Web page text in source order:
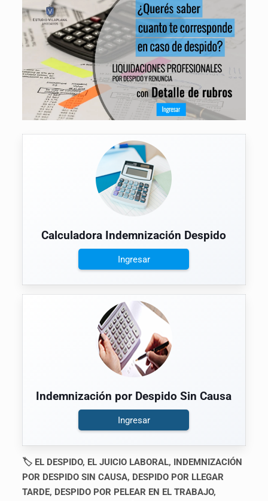
Calculadora Indemnización Despido
Ingresar
Indemnización por Despido Sin Causa
Ingresar
🏷 EL DESPIDO, EL JUICIO LABORAL, INDEMNIZACIÓN
POR DESPIDO SIN CAUSA, DESPIDO POR LLEGAR
TARDE, DESPIDO POR PELEAR EN EL TRABAJO,